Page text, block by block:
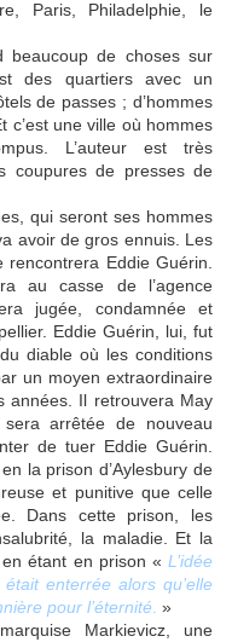
Paris, Philadelphie, le
beaucoup de choses sur
des quartiers avec un
de passes ; d’hommes
une ville où hommes
L’auteur est très
coupures de presses de
qui seront ses hommes
avoir de gros ennuis. Les
rencontrera Eddie Guérin.
au casse de l’agence
jugée, condamnée et
Eddie Guérin, lui, fut
diable où les conditions
un moyen extraordinaire
années. Il retrouvera May
arrêtée de nouveau
de tuer Eddie Guérin.
la prison d’Aylesbury de
et punitive que celle
Dans cette prison, les
la maladie. Et la
étant en prison « L’idée
enterrée alors qu’elle
pour l’éternité »
Markievicz, une